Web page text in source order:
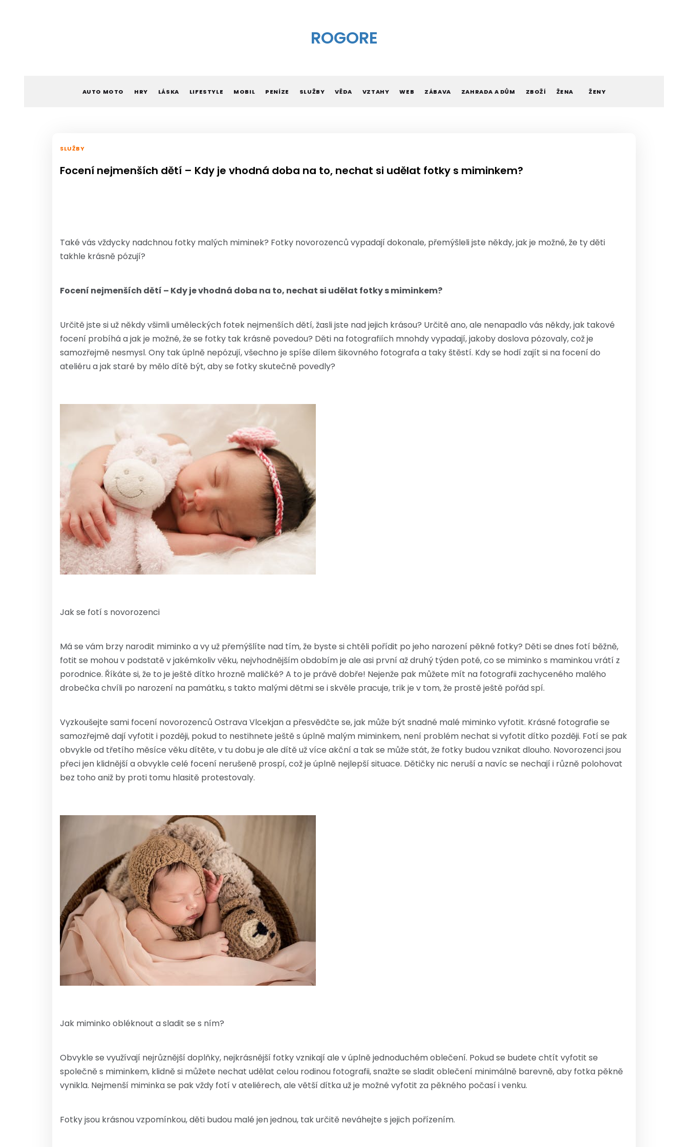
ROGORE
AUTO MOTO HRY LÁSKA LIFESTYLE MOBIL PENÍZE SLUŽBY VĚDA VZTAHY WEB ZÁBAVA ZAHRADA A DŮM ZBOŽÍ ŽENA ŽENY
SLUŽBY
Focení nejmenších dětí – Kdy je vhodná doba na to, nechat si udělat fotky s miminkem?
Také vás vždycky nadchnou fotky malých miminek? Fotky novorozenců vypadají dokonale, přemýšleli jste někdy, jak je možné, že ty děti
takhle krásně pózují?
Focení nejmenších dětí – Kdy je vhodná doba na to, nechat si udělat fotky s miminkem?
Určitě jste si už někdy všimli uměleckých fotek nejmenších dětí, žasli jste nad jejich krásou? Určitě ano, ale nenapadlo vás někdy, jak takové
focení probíhá a jak je možné, že se fotky tak krásně povedou? Děti na fotografiích mnohdy vypadají, jakoby doslova pózovaly, což je
samozřejmě nesmysl. Ony tak úplně nepózují, všechno je spíše dílem šikovného fotografa a taky štěstí. Kdy se hodí zajít si na focení do
ateliéru a jak staré by mělo dítě být, aby se fotky skutečně povedly?
Jak se fotí s novorozenci
Má se vám brzy narodit miminko a vy už přemýšlíte nad tím, že byste si chtěli pořídit po jeho narození pěkné fotky? Děti se dnes fotí běžně,
fotit se mohou v podstatě v jakémkoliv věku, nejvhodnějším obdobím je ale asi první až druhý týden poté, co se miminko s maminkou vrátí z
porodnice. Říkáte si, že to je ještě dítko hrozně maličké? A to je právě dobře! Nejenže pak můžete mít na fotografii zachyceného malého
drobečka chvíli po narození na památku, s takto malými dětmi se i skvěle pracuje, trik je v tom, že prostě ještě pořád spí.
Vyzkoušejte sami focení novorozenců OstravaVlcekjana přesvědčte se, jak může být snadné malé miminko vyfotit. Krásné fotografie se
samozřejmě dají vyfotit i později, pokud to nestihnete ještě s úplně malým miminkem, není problém nechat si vyfotit dítko později. Fotí se pak
obvykle od třetího měsíce věku dítěte, v tu dobu je ale dítě už více akční a tak se může stát, že fotky budou vznikat dlouho. Novorozenci jsou
přeci jen klidnější a obvykle celé focení nerušeně prospí, což je úplně nejlepší situace. Dětičky nic neruší a navíc se nechají i různě polohovat
bez toho aniž by proti tomu hlasitě protestovaly.
Jak miminko obléknout a sladit se s ním?
Obvykle se využívají nejrůznější doplňky, nejkrásnější fotky vznikají ale v úplně jednoduchém oblečení. Pokud se budete chtít vyfotit se
společně s miminkem, klidně si můžete nechat udělat celou rodinou fotografii, snažte se sladit oblečení minimálně barevně, aby fotka pěkně
vynikla. Nejmenší miminka se pak vždy fotí v ateliérech, ale větší dítka už je možné vyfotit za pěkného počasí i venku.
Fotky jsou krásnou vzpomínkou, děti budou malé jen jednou, tak určitě neváhejte s jejich pořízením.